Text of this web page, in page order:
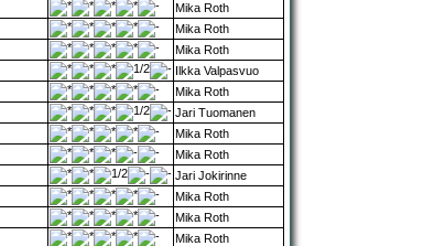
Mika Roth
Mika Roth
Mika Roth
Ilkka Valpasvuo
Mika Roth
Jari Tuomanen
Mika Roth
Mika Roth
Jari Jokirinne
Mika Roth
Mika Roth
Mika Roth